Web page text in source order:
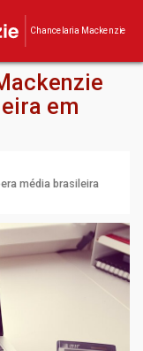
Chancelaria Mackenzie
em
média brasileira